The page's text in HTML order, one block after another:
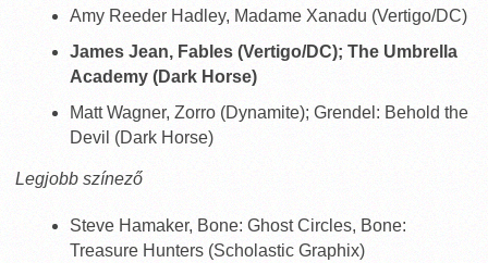
Amy Reeder Hadley, Madame Xanadu (Vertigo/DC)
James Jean, Fables (Vertigo/DC); The Umbrella
Academy (Dark Horse)
Matt Wagner, Zorro (Dynamite); Grendel: Behold the
Devil (Dark Horse)
Legjobb színező
Steve Hamaker, Bone: Ghost Circles, Bone:
Treasure Hunters (Scholastic Graphix)